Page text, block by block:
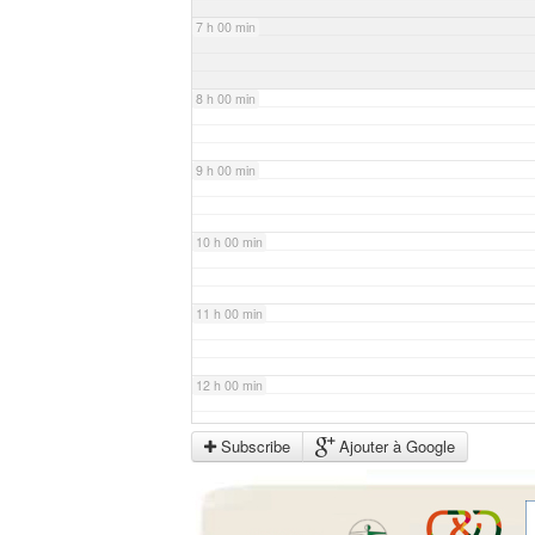
7 h 00 min
8 h 00 min
9 h 00 min
10 h 00 min
11 h 00 min
12 h 00 min
13 h 00 min
Subscribe Ajouter à Google